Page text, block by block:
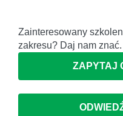
Zainteresowany
zakresu? Daj nam znać.
ZAPYTAJ